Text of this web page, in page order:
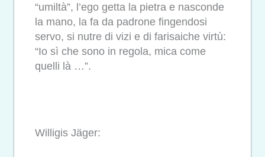
“umiltà”, l’ego getta la pietra e nasconde
la mano, la fa da padrone fingendosi
servo, si nutre di vizi e di farisaiche virtù:
“Io sì che sono in regola, mica come
quelli là …”.
Willigis Jäger: